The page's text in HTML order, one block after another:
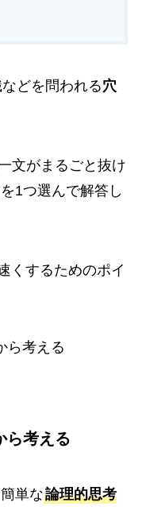
どを問われる穴
文がまるごと抜け
1つ選んで解答し
くするためのポイ
ら考える
ら考える
単な論理的思考